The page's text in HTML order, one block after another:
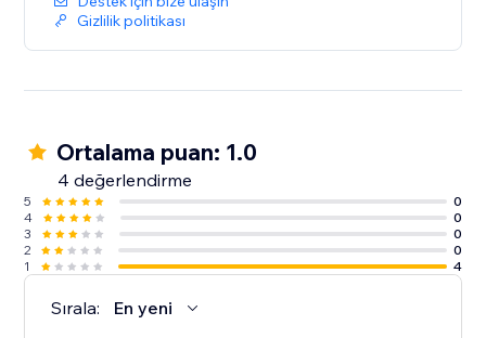
Gizlilik politikası
Ortalama puan: 1.0
4 değerlendirme
5
0
4
0
3
0
2
0
1
4
Sırala: En yeni